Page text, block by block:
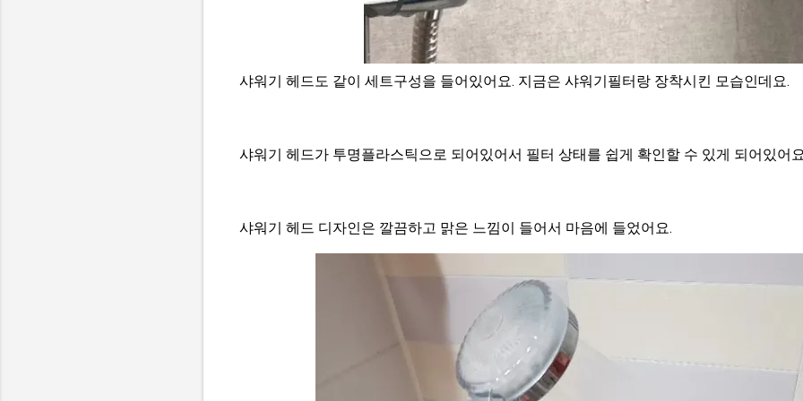
샤워기 헤드도 같이 세트구성을 들어있어요. 지금은 샤워기필터랑 장착시킨 모습인데요.
샤워기 헤드가 투명플라스틱으로 되어있어서 필터 상태를 쉽게 확인할 수 있게 되어있어
샤워기 헤드 디자인은 깔끔하고 맑은 느낌이 들어서 마음에 들었어요.